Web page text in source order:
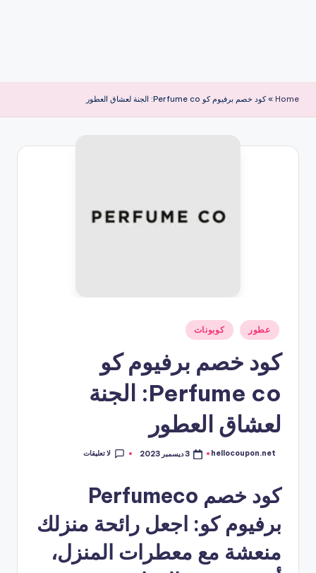
Home
»كود خصم برفيوم كو Perfume co: الجنة لعشاق العطور
نُشر
في
عطور كوبونات
كود خصم برفيوم كو
Perfume co: الجنة
لعشاق العطور
تمّ
hellocoupon.net 3 ديسمبر 2023 لا تعليقات
كود خصم Perfumeco
برفيوم كو: اجعل رائحة منزلك
منعشة مع معطرات المنزل،